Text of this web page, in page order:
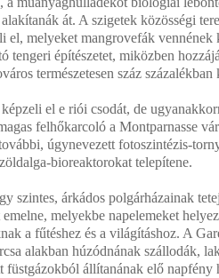
át. A szigetek közösségi
el, melyeket mangrovefák vennének
tengeri építészetet, miközben
természetesen száz
el e riói csodát, de
felhőkarcoló a Montparnasse
úgynevezett fotoszintézis-
bioreaktorokat telepítene.
szintes, árkádos polgárházainak
melyekbe napelemeket
a fűtéshez és a világításhoz. A
alakban húzódnának szállodák,
füstgázokból állítanának elő napfény